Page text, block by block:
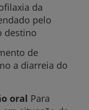
da
pelo
destino
de
a diarreia do
oral Para